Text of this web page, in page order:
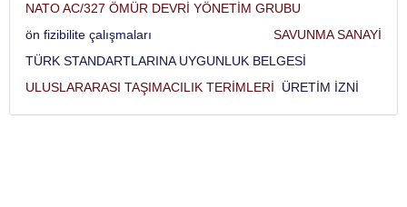
NATO AC/327 ÖMÜR DEVRİ YÖNETİM GRUBU
ön fizibilite çalışmaları
SAVUNMA SANAYİ
TÜRK STANDARTLARINA UYGUNLUK BELGESİ
ULUSLARARASI TAŞIMACILIK TERİMLERİ
ÜRETİM İZNİ